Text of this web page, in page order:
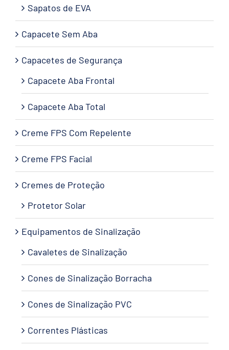
Sapatos de EVA
Capacete Sem Aba
Capacetes de Segurança
Capacete Aba Frontal
Capacete Aba Total
Creme FPS Com Repelente
Creme FPS Facial
Cremes de Proteção
Protetor Solar
Equipamentos de Sinalização
Cavaletes de Sinalização
Cones de Sinalização Borracha
Cones de Sinalização PVC
Correntes Plásticas